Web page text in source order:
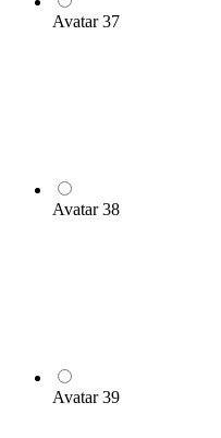
Avatar 37
Avatar 38
Avatar 39